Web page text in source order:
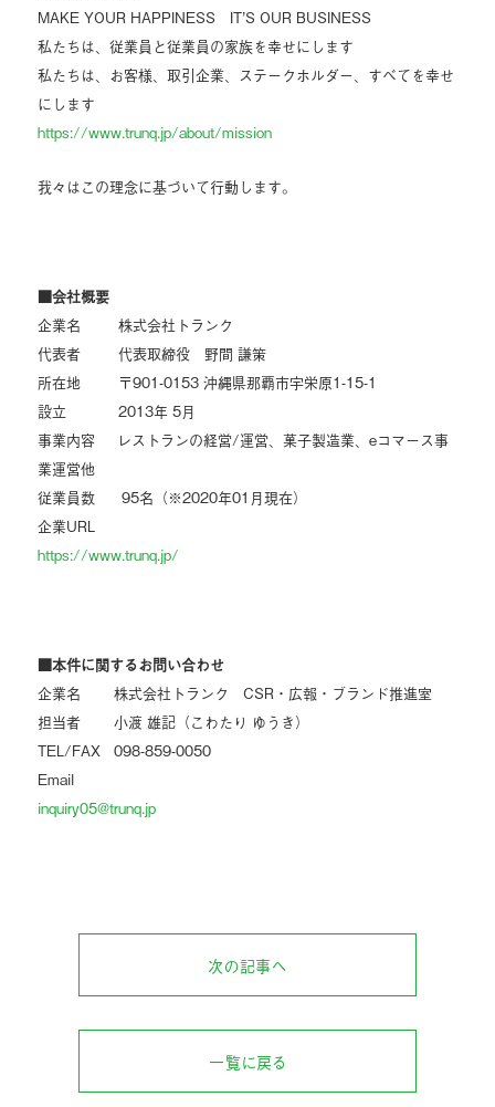
MAKE YOUR HAPPINESS IT’S OUR BUSINESS
私たちは、従業員と従業員の家族を幸せにします
私たちは、お客様、取引企業、ステークホルダー、すべてを幸せ
にします
https://www.trunq.jp/about/mission
我々はこの理念に基づいて行動します。
■会社概要
企業名 株式会社トランク
代表者 代表取締役 野間 謙策
所在地 〒901-0153 沖縄県那覇市宇栄原1-15-1
設立 2013年 5月
事業内容 レストランの経営/運営、菓子製造業、eコマース事
業運営他
従業員数 95名（※2020年01月現在）
企業URL
https://www.trunq.jp/
■本件に関するお問い合わせ
企業名 株式会社トランク CSR・広報・ブランド推進室
担当者 小渡 雄記（こわたり ゆうき）
TEL/FAX 098-859-0050
Email
inquiry05@trunq.jp
次の記事へ
一覧に戻る